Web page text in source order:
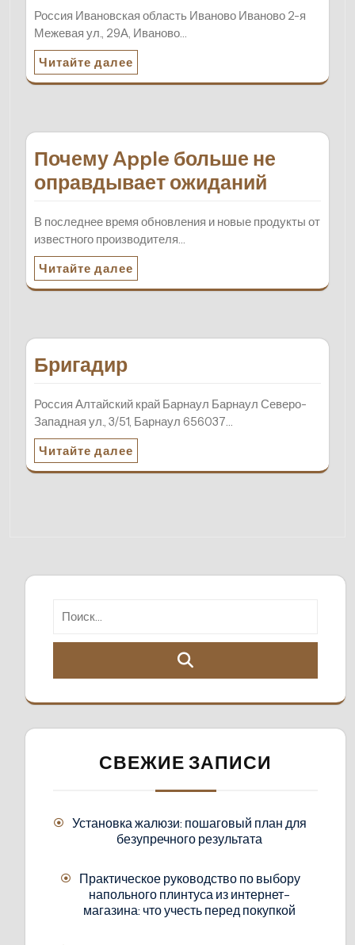
Россия Ивановская область Иваново Иваново 2-я
Межевая ул., 29А, Иваново…
Читайте далее
Почему Apple больше не
оправдывает ожиданий
В последнее время обновления и новые продукты от
известного производителя…
Читайте далее
Бригадир
Россия Алтайский край Барнаул Барнаул Северо-
Западная ул., 3/51, Барнаул 656037…
Читайте далее
СВЕЖИЕ ЗАПИСИ
Установка жалюзи: пошаговый план для
безупречного результата
Практическое руководство по выбору
напольного плинтуса из интернет-
магазина: что учесть перед покупкой